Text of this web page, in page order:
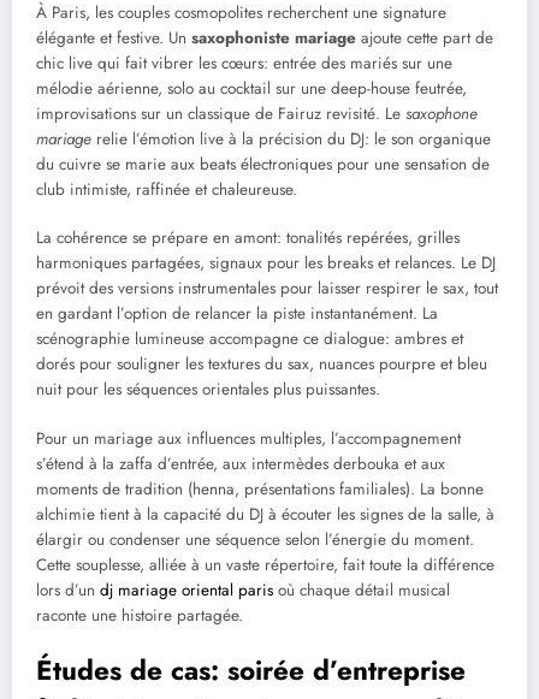
À Paris, les couples cosmopolites recherchent une signature
élégante et festive. Un saxophoniste mariage ajoute cette part de
chic live qui fait vibrer les cœurs: entrée des mariés sur une
mélodie aérienne, solo au cocktail sur une deep-house feutrée,
improvisations sur un classique de Fairuz revisité. Le saxophone
mariage relie l’émotion live à la précision du DJ: le son organique
du cuivre se marie aux beats électroniques pour une sensation de
club intimiste, raffinée et chaleureuse.
La cohérence se prépare en amont: tonalités repérées, grilles
harmoniques partagées, signaux pour les breaks et relances. Le DJ
prévoit des versions instrumentales pour laisser respirer le sax, tout
en gardant l’option de relancer la piste instantanément. La
scénographie lumineuse accompagne ce dialogue: ambres et
dorés pour souligner les textures du sax, nuances pourpre et bleu
nuit pour les séquences orientales plus puissantes.
Pour un mariage aux influences multiples, l’accompagnement
s’étend à la zaffa d’entrée, aux intermèdes derbouka et aux
moments de tradition (henna, présentations familiales). La bonne
alchimie tient à la capacité du DJ à écouter les signes de la salle, à
élargir ou condenser une séquence selon l’énergie du moment.
Cette souplesse, alliée à un vaste répertoire, fait toute la différence
lors d’un dj mariage oriental paris où chaque détail musical
raconte une histoire partagée.
Études de cas: soirée d’entreprise